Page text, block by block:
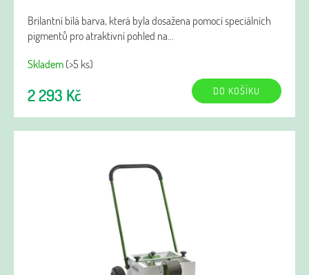
Brilantní bílá barva, která byla dosažena pomocí speciálních
pigmentů pro atraktivní pohled na...
Skladem(>5 ks)
2 293 Kč DO KOŠÍKU